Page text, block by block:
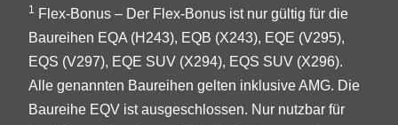
1 Flex-Bonus – Der Flex-Bonus ist nur gültig für die
Baureihen EQA (H243), EQB (X243), EQE (V295),
EQS (V297), EQE SUV (X294), EQS SUV (X296).
Alle genannten Baureihen gelten inklusive AMG. Die
Baureihe EQV ist ausgeschlossen. Nur nutzbar für